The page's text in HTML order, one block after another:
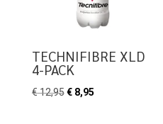
TECHNIFIBRE XLD
4-PACK
€12,95 Oorspronkelijke
€8,95Huidige